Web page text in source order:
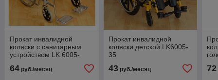
Прокат инвалидной
коляски с санитарным
устройством LK 6005-
64 руб./месяц
Прокат инвалидной
коляски детской LK6005-
35
43руб./месяц 72